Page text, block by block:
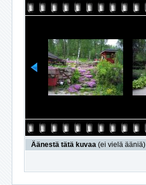
Äänestä tätä kuvaa (ei vielä ääniä)